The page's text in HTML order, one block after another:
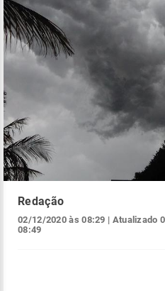
Redação
02/12/2020 às 08:29 | Atualizado
08:49